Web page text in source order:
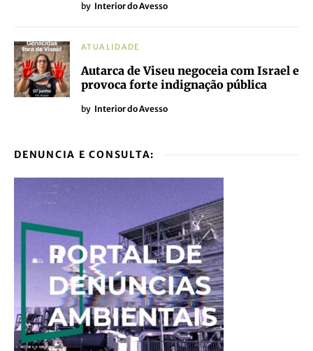
by Interior do Avesso
ATUALIDADE
Autarca de Viseu negoceia com Israel e
provoca forte indignação pública
by Interior do Avesso
DENUNCIA E CONSULTA: